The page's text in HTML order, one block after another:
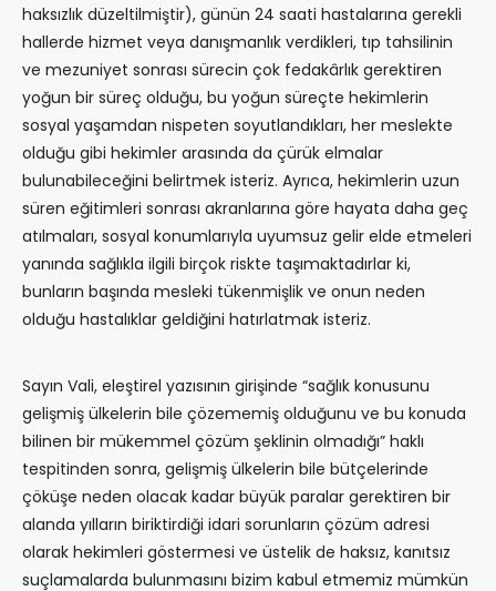
haksızlık düzeltilmiştir), günün 24 saati hastalarına gerekli
hallerde hizmet veya danışmanlık verdikleri, tıp tahsilinin
ve mezuniyet sonrası sürecin çok fedakârlık gerektiren
yoğun bir süreç olduğu, bu yoğun süreçte hekimlerin
sosyal yaşamdan nispeten soyutlandıkları, her meslekte
olduğu gibi hekimler arasında da çürük elmalar
bulunabileceğini belirtmek isteriz. Ayrıca, hekimlerin uzun
süren eğitimleri sonrası akranlarına göre hayata daha geç
atılmaları, sosyal konumlarıyla uyumsuz gelir elde etmeleri
yanında sağlıkla ilgili birçok riskte taşımaktadırlar ki,
bunların başında mesleki tükenmişlik ve onun neden
olduğu hastalıklar geldiğini hatırlatmak isteriz.
Sayın Vali, eleştirel yazısının girişinde “sağlık konusunu
gelişmiş ülkelerin bile çözememiş olduğunu ve bu konuda
bilinen bir mükemmel çözüm şeklinin olmadığı” haklı
tespitinden sonra, gelişmiş ülkelerin bile bütçelerinde
çöküşe neden olacak kadar büyük paralar gerektiren bir
alanda yılların biriktirdiği idari sorunların çözüm adresi
olarak hekimleri göstermesi ve üstelik de haksız, kanıtsız
suçlamalarda bulunmasını bizim kabul etmemiz mümkün